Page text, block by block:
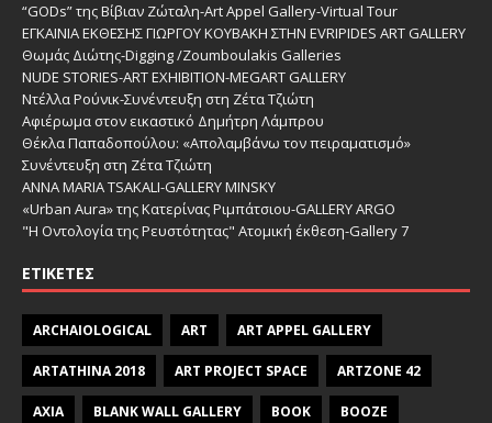
“GODs” της Βίβιαν Ζώταλη-Art Appel Gallery-Virtual Tour
ΕΓΚΑΙΝΙΑ ΕΚΘΕΣΗΣ ΓΙΩΡΓΟΥ ΚΟΥΒΑΚΗ ΣΤΗΝ EVRIPIDES ART GALLERY
Θωμάς Διώτης-Digging /Zoumboulakis Galleries
NUDE STORIES-ΑRT EXHIBITION-MEGART GALLERY
Ντέλλα Ρούνικ-Συνέντευξη στη Ζέτα Τζιώτη
Αφιέρωμα στον εικαστικό Δημήτρη Λάμπρου
Θέκλα Παπαδοπούλου: «Απολαμβάνω τον πειραματισμό»
Συνέντευξη στη Ζέτα Τζιώτη
ANNA MARIA TSAKALI-GALLERY MINSKY
«Urban Aura» της Κατερίνας Ριμπάτσιου-GALLERY ARGO
"Η Οντολογία της Ρευστότητας" Ατομική έκθεση-Gallery 7
ΕΤΙΚΈΤΕΣ
ARCHAIOLOGICAL ART ART APPEL GALLERY
ARTATHINA 2018 ART PROJECT SPACE ARTZONE 42
AXIA BLANK WALL GALLERY BOOK BOOZE